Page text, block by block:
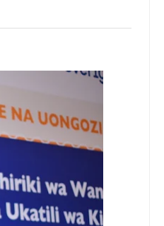
TRILIONI 56 KUIFANYA TANGA
ALAMA ZA BIASHARA NA
Wala Milango Yangu Ya
WA KUZALISHA CHANJO ZA